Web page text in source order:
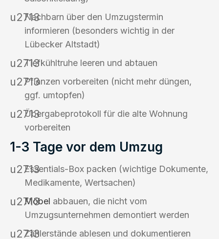
Nachbarn über den Umzugstermin
informieren (besonders wichtig in der
Lübecker Altstadt)
Tiefkühltruhe leeren und abtauen
Pflanzen vorbereiten (nicht mehr düngen,
ggf. umtopfen)
Übergabeprotokoll für die alte Wohnung
vorbereiten
1-3 Tage vor dem Umzug
Essentials-Box packen (wichtige Dokumente,
Medikamente, Wertsachen)
Möbel abbauen, die nicht vom
Umzugsunternehmen demontiert werden
Zählerstände ablesen und dokumentieren